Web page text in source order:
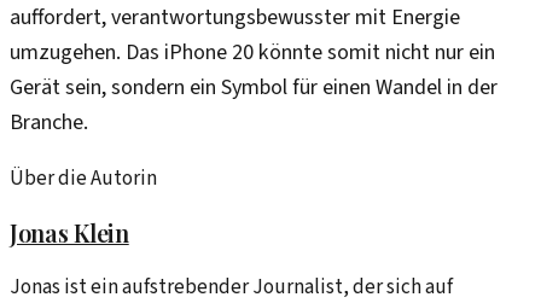
auffordert, verantwortungsbewusster mit Energie
umzugehen. Das iPhone 20 könnte somit nicht nur ein
Gerät sein, sondern ein Symbol für einen Wandel in der
Branche.
Über die Autorin
Jonas Klein
Jonas ist ein aufstrebender Journalist, der sich auf